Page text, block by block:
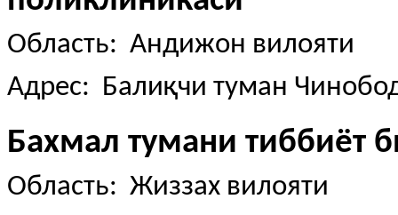
Область: Андижон вилояти
Адрес: Балиқчи туман
Бахмал тумани тиббиёт
Область: Жиззах вилояти